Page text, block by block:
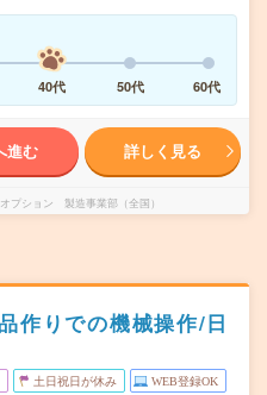
40代 50代 60代
進む 詳しく見る
プション 製造事業部（全国）
作りでの機械操作/日
土日祝日が休み WEB登録OK